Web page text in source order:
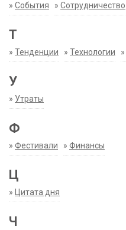
» События » Сотрудничество
Т
» Тенденции » Технологии »
У
» Утраты
Ф
» Фестивали » Финансы
Ц
» Цитата дня
Ч